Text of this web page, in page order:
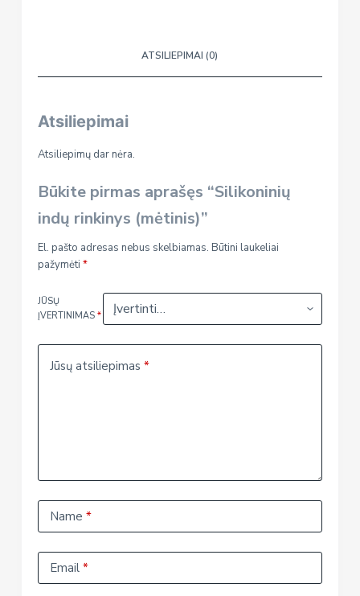
ATSILIEPIMAI (0)
Atsiliepimai
Atsiliepimų dar nėra.
Būkite pirmas aprašęs “Silikoninių
indų rinkinys (mėtinis)”
El. pašto adresas nebus skelbiamas. Būtini laukeliai
pažymėti *
JŪSŲ
ĮVERTINIMAS *
Jūsų atsiliepimas *
Name *
Email*